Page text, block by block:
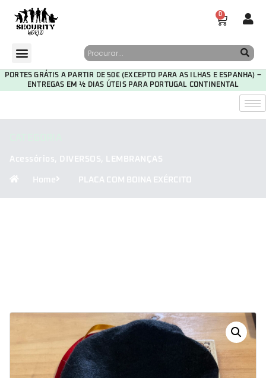
0
PORTES GRÁTIS A PARTIR DE 50€ (EXCEPTO PARA AS ILHAS E ESPANHA) –
ENTREGAS EM ½ DIAS ÚTEIS PARA PORTUGAL CONTINENTAL
Acessórios, DIVERSOS, LEMBRANÇAS
Home PLACA COM BOINA EXÉRCITO